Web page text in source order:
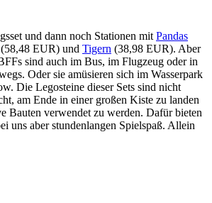
und dann noch Stationen mit Pandas
(58,48 EUR) und Tigern (38,98 EUR). Aber
sind auch im Bus, im Flugzeug oder in
Oder sie amüsieren sich im Wasserpark
Die Legosteine dieser Sets sind nicht
am Ende in einer großen Kiste zu landen
Bauten verwendet zu werden. Dafür bieten
uns aber stundenlangen Spielspaß. Allein